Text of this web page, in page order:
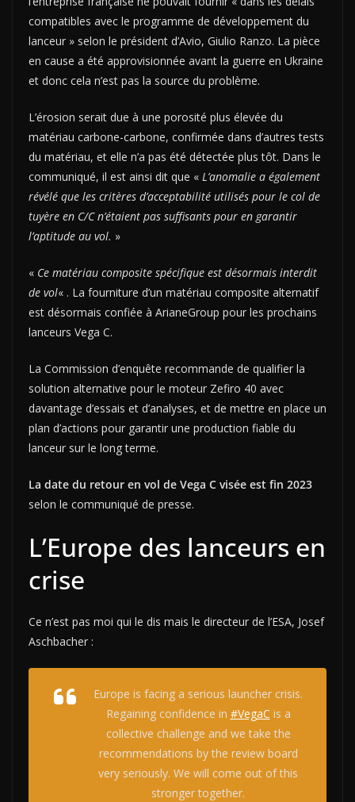
compatibles avec le programme de développement du
lanceur » selon le président d’Avio, Giulio Ranzo. La pièce
en cause a été approvisionnée avant la guerre en Ukraine
et donc cela n’est pas la source du problème.
L’érosion serait due à une porosité plus élevée du
matériau carbone-carbone, confirmée dans d’autres tests
du matériau, et elle n’a pas été détectée plus tôt. Dans le
communiqué, il est ainsi dit que « L’anomalie a également
révélé que les critères d’acceptabilité utilisés pour le col de
tuyère en C/C n’étaient pas suffisants pour en garantir
l’aptitude au vol. »
« Ce matériau composite spécifique est désormais interdit
de vol« . La fourniture d’un matériau composite alternatif
est désormais confiée à ArianeGroup pour les prochains
lanceurs Vega C.
La Commission d’enquête recommande de qualifier la
solution alternative pour le moteur Zefiro 40 avec
davantage d’essais et d’analyses, et de mettre en place un
plan d’actions pour garantir une production fiable du
lanceur sur le long terme.
La date du retour en vol de Vega C visée est fin 2023
selon le communiqué de presse.
L’Europe des lanceurs en
crise
Ce n’est pas moi qui le dis mais le directeur de l’ESA, Josef
Aschbacher :
Europe is facing a serious launcher crisis.
Regaining confidence in #VegaC is a
collective challenge and we take the
recommendations by the review board
very seriously. We will come out of this
stronger together.